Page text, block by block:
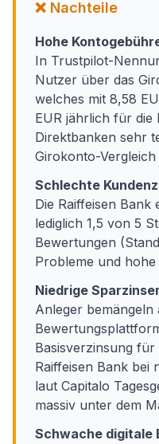
❌ Nachteile
Hohe
In Trustpilot-
Nutzer über das
welches mit 8,58
EUR jährlich für die
Direktbanken sehr
Girokonto-
Schlechte
Die Raiffeisen
lediglich 1,5 von 5
Bewertungen
Probleme und
Niedrige
Anleger bemängeln
Basisverzinsung für
Raiffeisen Bank bei
laut Capitalo
massiv unter dem
Schwache digitale